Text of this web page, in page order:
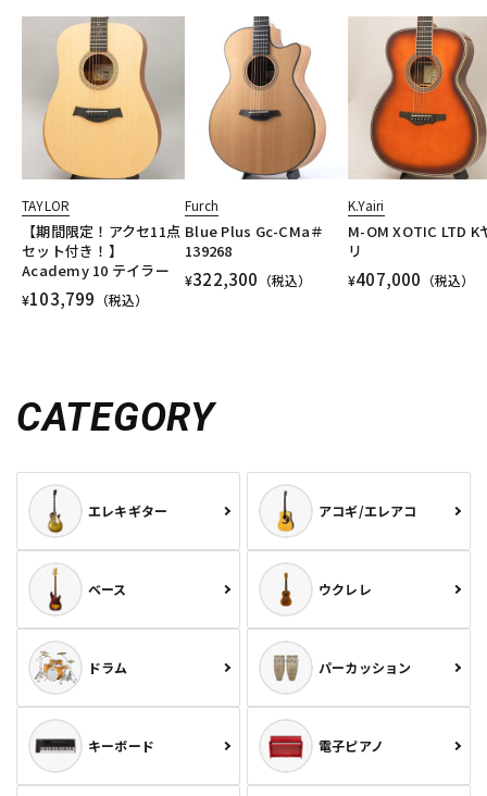
TAYLOR
【期間限定！アクセ11点
セット付き！】
Academy 10 テイラー
¥103,799 （税込）
Furch
Blue Plus Gc-CMa＃
139268
¥322,300 （税込）
K.Yairi
M-OM XOTIC LTD K
リ
¥407,000 （税込）
CATEGORY
エレキギター アコギ/エレアコ
ベース ウクレレ
ドラム パーカッション
キーボード 電子ピアノ